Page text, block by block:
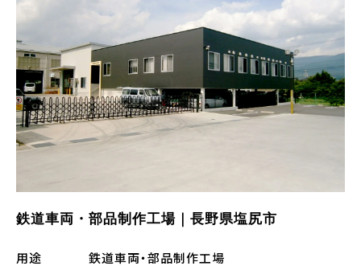
鉄道車両・部品制作工場｜長野県塩尻市
用途
鉄道車両・部品制作工場